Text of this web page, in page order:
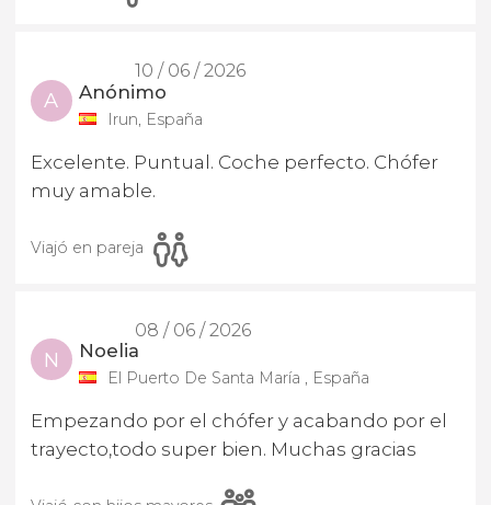
10 / 06 / 2026
A Anónimo
Irun, España
Excelente. Puntual. Coche perfecto. Chófer
muy amable.
Viajó en pareja
08 / 06 / 2026
N Noelia
El Puerto De Santa María , España
Empezando por el chófer y acabando por el
trayecto,todo super bien. Muchas gracias